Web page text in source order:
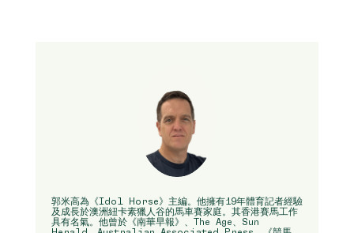
郭米高為《Idol Horse》主編。他擁有19年體育記者經驗
及成長於澳洲紐卡素獵人谷的馬車賽家庭。其香港賽馬工作
具有名氣。他曾於《南華早報》、The Age、Sun